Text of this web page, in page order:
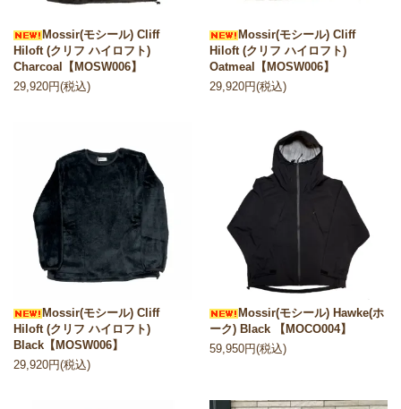
Mossir(モシール) Cliff
Hiloft (クリフ ハイロフト)
Charcoal【MOSW006】
29,920円(税込)
Mossir(モシール) Cliff
Hiloft (クリフ ハイロフト)
Oatmeal【MOSW006】
29,920円(税込)
Mossir(モシール) Cliff
Hiloft (クリフ ハイロフト)
Black【MOSW006】
29,920円(税込)
Mossir(モシール) Hawke(ホ
ーク) Black 【MOCO004】
59,950円(税込)